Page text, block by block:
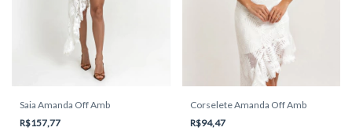
Saia Amanda Off Amb
R$157,77
Corselete Amanda Off Amb
R$94,47